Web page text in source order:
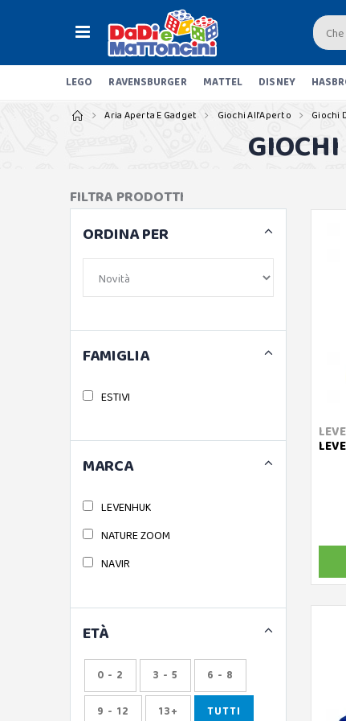
LEGO RAVENSBURGER MATTEL DISNEY
Aria Aperta E Gadget Giochi All'Aperto Giochi
FILTRA PRODOTTI
ORDINA PER
FAMIGLIA
ESTIVI
MARCA
LEVENHUK
NATURE ZOOM
NAVIR
ETÀ
0 - 2 3 - 5 6 - 8
9 - 12 13+ TUTTI